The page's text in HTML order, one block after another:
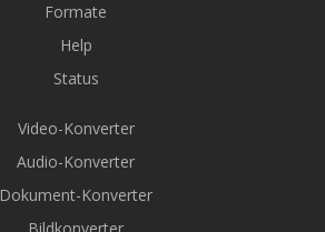
Formate
Help
Status
Video-Konverter
Audio-Konverter
Dokument-Konverter